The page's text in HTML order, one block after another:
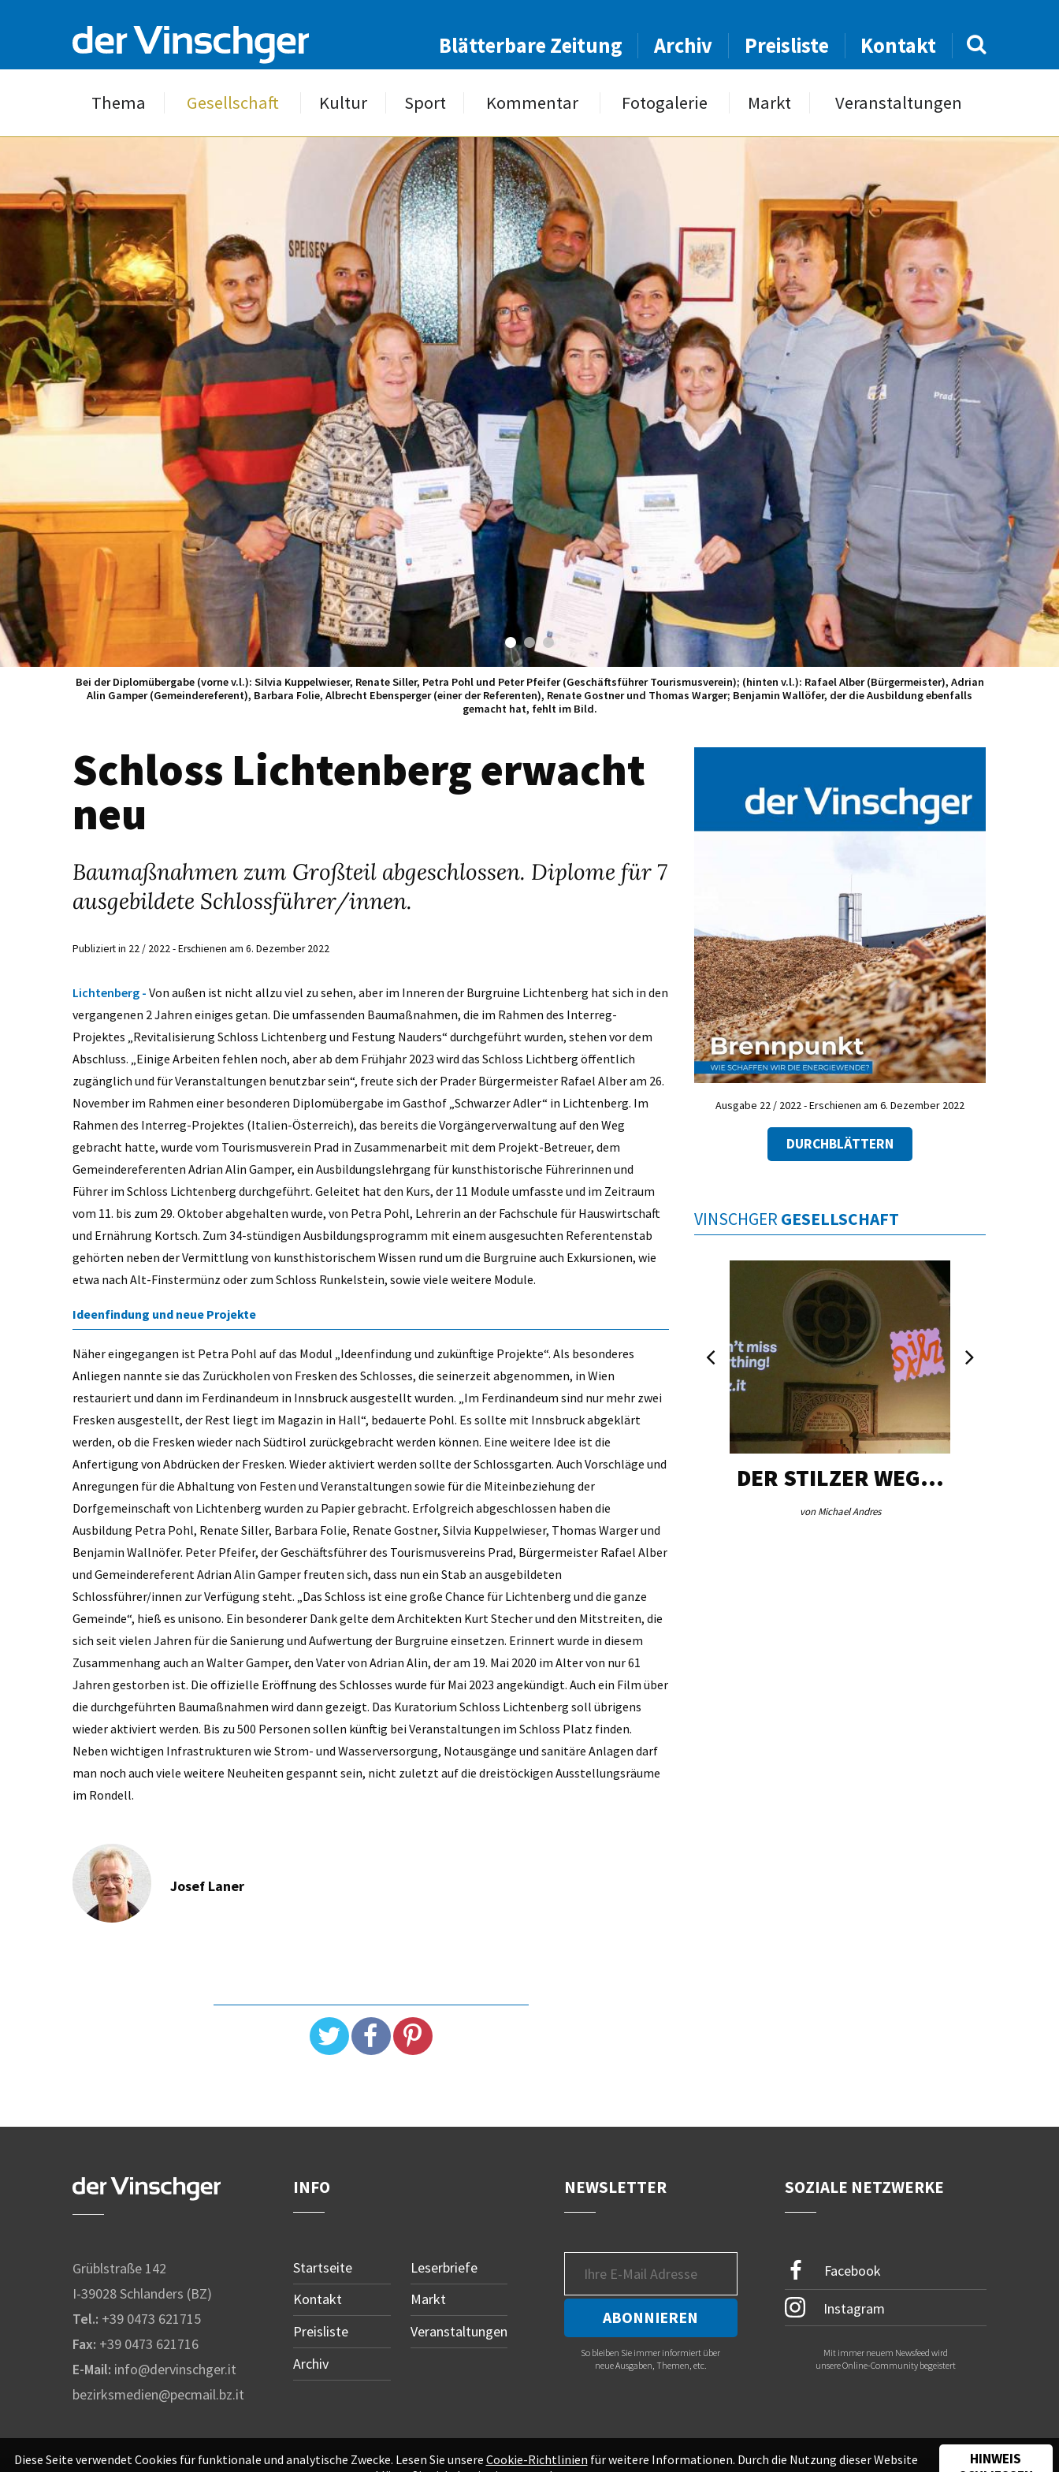
Blätterbare Zeitung Archiv Preisliste Kontakt
Thema Gesellschaft Kultur Sport Kommentar Fotogalerie Markt Veranstaltungen
Bei der Diplomübergabe (vorne v.l.): Silvia Kuppelwieser, Renate Siller, Petra Pohl und Peter Pfeifer (Geschäftsführer Tourismusverein); (hinten v.l.): Rafael Alber (Bürgermeister), Adrian
Alin Gamper (Gemeindereferent), Barbara Folie, Albrecht Ebensperger (einer der Referenten), Renate Gostner und Thomas Warger; Benjamin Wallöfer, der die Ausbildung ebenfalls
gemacht hat, fehlt im Bild.
Schloss Lichtenberg erwacht
neu
Baumaßnahmen zum Großteil abgeschlossen. Diplome für 7
ausgebildete Schlossführer/innen.
Publiziert in 22 / 2022 - Erschienen am 6. Dezember 2022
Lichtenberg - Von außen ist nicht allzu viel zu sehen, aber im Inneren der Burgruine Lichtenberg hat sich in den
vergangenen 2 Jahren einiges getan. Die umfassenden Baumaßnahmen, die im Rahmen des Interreg-
Projektes „Revitalisierung Schloss Lichtenberg und Festung Nauders“ durchgeführt wurden, stehen vor dem
Abschluss. „Einige Arbeiten fehlen noch, aber ab dem Frühjahr 2023 wird das Schloss Lichtberg öffentlich
zugänglich und für Veranstaltungen benutzbar sein“, freute sich der Prader Bürgermeister Rafael Alber am 26.
November im Rahmen einer besonderen Diplomübergabe im Gasthof „Schwarzer Adler“ in Lichtenberg. Im
Rahmen des Interreg-Projektes (Italien-Österreich), das bereits die Vorgängerverwaltung auf den Weg
gebracht hatte, wurde vom Tourismusverein Prad in Zusammenarbeit mit dem Projekt-Betreuer, dem
Gemeindereferenten Adrian Alin Gamper, ein Ausbildungslehrgang für kunsthistorische Führerinnen und
Führer im Schloss Lichtenberg durchgeführt. Geleitet hat den Kurs, der 11 Module umfasste und im Zeitraum
vom 11. bis zum 29. Oktober abgehalten wurde, von Petra Pohl, Lehrerin an der Fachschule für Hauswirtschaft
und Ernährung Kortsch. Zum 34-stündigen Ausbildungsprogramm mit einem ausgesuchten Referentenstab
gehörten neben der Vermittlung von kunsthistorischem Wissen rund um die Burgruine auch Exkursionen, wie
etwa nach Alt-Finstermünz oder zum Schloss Runkelstein, sowie viele weitere Module.
Ideenfindung und neue Projekte
Näher eingegangen ist Petra Pohl auf das Modul „Ideenfindung und zukünftige Projekte“. Als besonderes
Anliegen nannte sie das Zurückholen von Fresken des Schlosses, die seinerzeit abgenommen, in Wien
restauriert und dann im Ferdinandeum in Innsbruck ausgestellt wurden. „Im Ferdinandeum sind nur mehr zwei
Fresken ausgestellt, der Rest liegt im Magazin in Hall“, bedauerte Pohl. Es sollte mit Innsbruck abgeklärt
werden, ob die Fresken wieder nach Südtirol zurückgebracht werden können. Eine weitere Idee ist die
Anfertigung von Abdrücken der Fresken. Wieder aktiviert werden sollte der Schlossgarten. Auch Vorschläge und
Anregungen für die Abhaltung von Festen und Veranstaltungen sowie für die Miteinbeziehung der
Dorfgemeinschaft von Lichtenberg wurden zu Papier gebracht. Erfolgreich abgeschlossen haben die
Ausbildung Petra Pohl, Renate Siller, Barbara Folie, Renate Gostner, Silvia Kuppelwieser, Thomas Warger und
Benjamin Wallnöfer. Peter Pfeifer, der Geschäftsführer des Tourismusvereins Prad, Bürgermeister Rafael Alber
und Gemeindereferent Adrian Alin Gamper freuten sich, dass nun ein Stab an ausgebildeten
Schlossführer/innen zur Verfügung steht. „Das Schloss ist eine große Chance für Lichtenberg und die ganze
Gemeinde“, hieß es unisono. Ein besonderer Dank gelte dem Architekten Kurt Stecher und den Mitstreiten, die
sich seit vielen Jahren für die Sanierung und Aufwertung der Burgruine einsetzen. Erinnert wurde in diesem
Zusammenhang auch an Walter Gamper, den Vater von Adrian Alin, der am 19. Mai 2020 im Alter von nur 61
Jahren gestorben ist. Die offizielle Eröffnung des Schlosses wurde für Mai 2023 angekündigt. Auch ein Film über
die durchgeführten Baumaßnahmen wird dann gezeigt. Das Kuratorium Schloss Lichtenberg soll übrigens
wieder aktiviert werden. Bis zu 500 Personen sollen künftig bei Veranstaltungen im Schloss Platz finden.
Neben wichtigen Infrastrukturen wie Strom- und Wasserversorgung, Notausgänge und sanitäre Anlagen darf
man noch auch viele weitere Neuheiten gespannt sein, nicht zuletzt auf die dreistöckigen Ausstellungsräume
im Rondell.
Josef Laner
Ausgabe 22 / 2022 - Erschienen am 6. Dezember 2022
DURCHBLÄTTERN
VINSCHGER GESELLSCHAFT
DER STILZER WEG…
von Michael Andres
Grüblstraße 142
I-39028 Schlanders (BZ)
Tel.: +39 0473 621715
Fax: +39 0473 621716
E-Mail: info@dervinschger.it
bezirksmedien@pecmail.bz.it
INFO
Startseite
Kontakt
Preisliste
Archiv
Leserbriefe
Markt
Veranstaltungen
NEWSLETTER
So bleiben Sie immer informiert über
neue Ausgaben, Themen, etc.
SOZIALE NETZWERKE
Facebook
Instagram
Mit immer neuem Newsfeed wird
unsere Online-Community begeistert
Diese Seite verwendet Cookies für funktionale und analytische Zwecke. Lesen Sie unsere Cookie-Richtlinien für weitere Informationen. Durch die Nutzung dieser Website
HINWEIS